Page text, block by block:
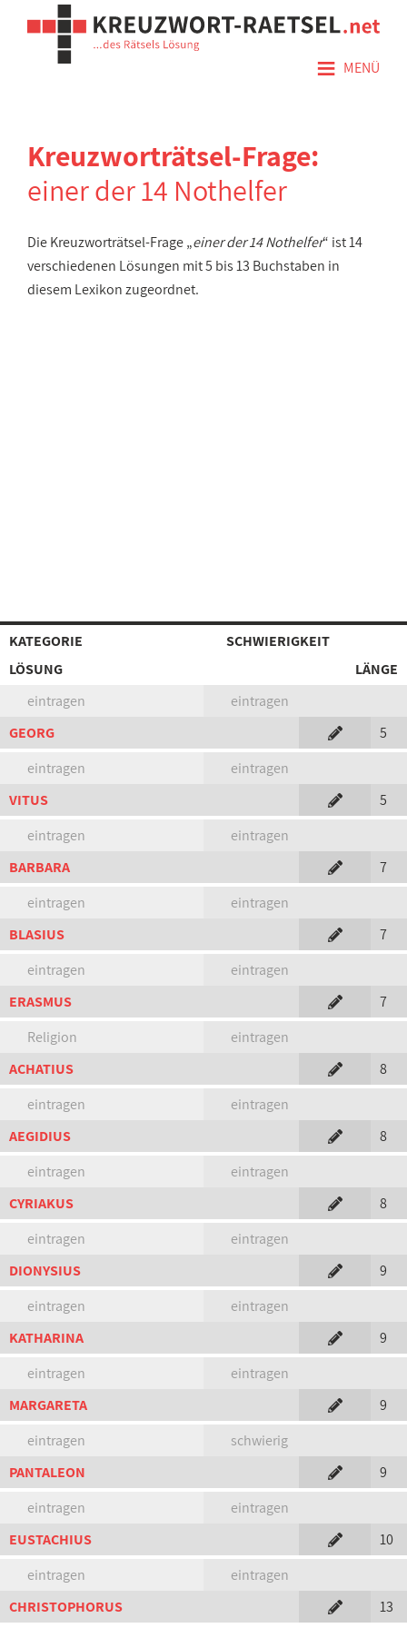
≡ MENÜ
Kreuzworträtsel-Frage:
einer der 14 Nothelfer
Die Kreuzworträtsel-Frage „einer der 14 Nothelfer“ ist 14
verschiedenen Lösungen mit 5 bis 13 Buchstaben in
diesem Lexikon zugeordnet.
KATEGORIE
SCHWIERIGKEIT
LÖSUNG
LÄNGE
eintragen
eintragen
GEORG
5
eintragen
eintragen
VITUS
5
eintragen
eintragen
BARBARA
7
eintragen
eintragen
BLASIUS
7
eintragen
eintragen
ERASMUS
7
Religion
eintragen
ACHATIUS
8
eintragen
eintragen
AEGIDIUS
8
eintragen
eintragen
CYRIAKUS
8
eintragen
eintragen
DIONYSIUS
9
eintragen
eintragen
KATHARINA
9
eintragen
eintragen
MARGARETA
9
eintragen
schwierig
PANTALEON
9
eintragen
eintragen
EUSTACHIUS
10
eintragen
eintragen
CHRISTOPHORUS
13